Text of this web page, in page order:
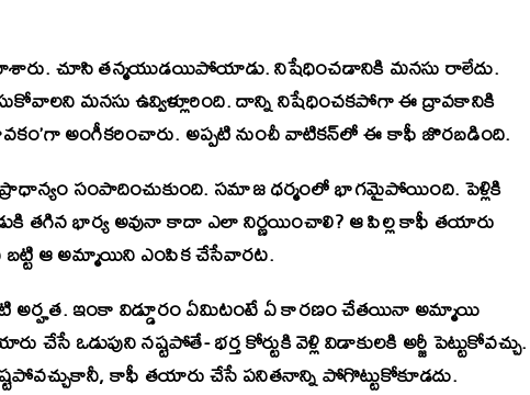
చూసి తన్మయుడయిపోయాడు. నిషేధించడానికి మనసు రాలేదు.
మనసు ఉవ్విళ్లూరింది. దాన్ని నిషేధించకపోగా ఈ ద్రావకానికి
అంగీకరించారు. అప్పటి నుంచీ వాటికన్‌లో ఈ కాఫీ జొరబడింది.
సంపాదించుకుంది. సమాజ ధర్మంలో భాగమైపోయింది. పెళ్లికి
తగిన భార్య అవునా కాదా ఎలా నిర్ణయించాలి? ఆ పిల్ల కాఫీ తయారు
ఆ అమ్మాయిని ఎంపిక చేసేవారట.
ఇంకా విడ్డూరం ఏమిటంటే ఏ కారణం చేతయినా అమ్మాయి
చేసే ఒడుపుని నష్టపోతే- భర్త కోర్టుకి వెళ్లి విడాకులకి అర్జీ పెట్టుకోవచ్చు.
కాఫీ తయారు చేసే పనితనాన్ని పోగొట్టుకోకూడదు.